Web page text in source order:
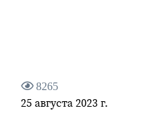
8265
25 августа 2023 г.